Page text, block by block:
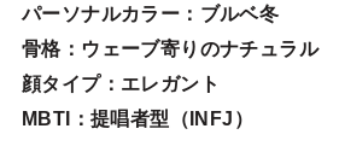
パーソナルカラー：ブルベ冬
骨格：ウェーブ寄りのナチュラル
顔タイプ：エレガン ト
MBTI：提唱者型（INFJ）